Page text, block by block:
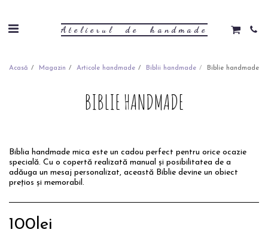
Atelierul de handmade
Acasă Magazin Articole handmade Biblii handmade Biblie handmade
BIBLIE HANDMADE
Biblia handmade mica este un cadou perfect pentru orice ocazie
specială. Cu o copertă realizată manual și posibilitatea de a
adăuga un mesaj personalizat, această Biblie devine un obiect
prețios și memorabil.
100lei